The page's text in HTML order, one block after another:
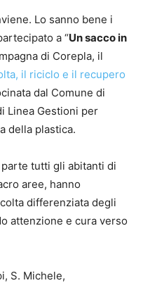
Lo sanno bene i
a “Un sacco in
di Corepla, il
il riciclo e il recupero
dal Comune di
Linea Gestioni per
della plastica.
tutti gli abitanti di
aree, hanno
differenziata degli
attenzione e cura verso
S. Michele,